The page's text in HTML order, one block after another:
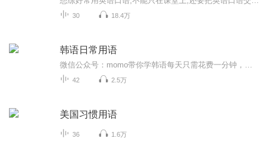
30 18.4万
韩语日常用语
42 2.5万
美国习惯用语
36 1.6万